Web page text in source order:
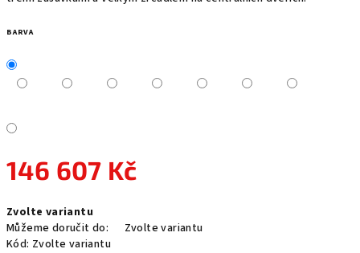
BARVA
146 607 Kč
cena:
Zvolte variantu
Můžeme doručit do:
Zvolte variantu
Kód: Zvolte variantu